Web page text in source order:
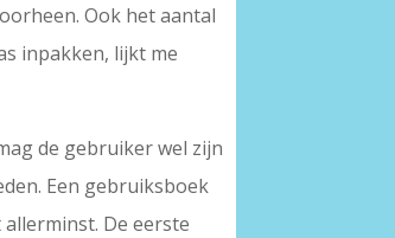
Ook het aantal
inpakken, lijkt me
de gebruiker wel zijn
Een gebruiksboek
De eerste